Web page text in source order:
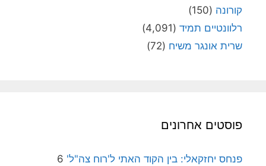
קורונה (150)
רלוונטיים תמיד (4,091)
שרית אונגר משיח (72)
פוסטים אחרונים
פנחס יחזקאלי: בין הקוד האתי ל'רוח צה"ל' 6